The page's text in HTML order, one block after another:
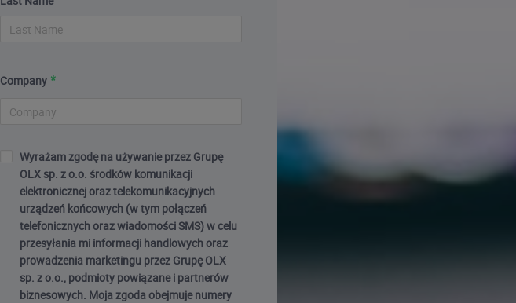
Company
Wyrażam zgodę na używanie przez Grupę
OLX sp. z o.o. środków komunikacji
elektronicznej oraz telekomunikacyjnych
urządzeń końcowych (w tym połączeń
telefonicznych oraz wiadomości SMS) w celu
przesyłania mi informacji handlowych oraz
prowadzenia marketingu przez Grupę OLX
sp. z o.o., podmioty powiązane i partnerów
biznesowych. Moja zgoda obejmuje numery